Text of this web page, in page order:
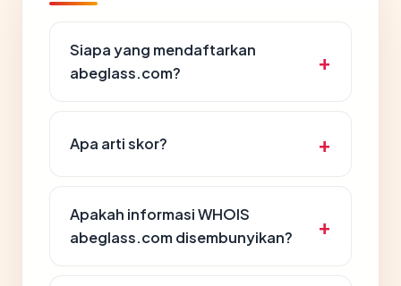
Siapa yang mendaftarkan
abeglass.com?
Apa arti skor?
Apakah informasi WHOIS
abeglass.com disembunyikan?